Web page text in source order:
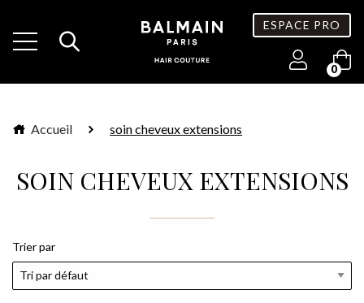
ESPACE PRO
0
Accueil soin cheveux extensions
SOIN CHEVEUX EXTENSIONS
Trier par